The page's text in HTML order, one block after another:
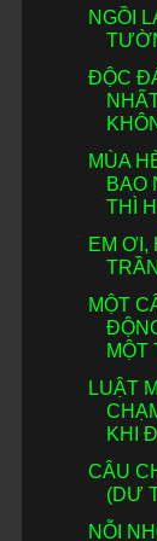
NGỒI
ĐỘC
MÙA
BAO
THÌ
EM ƠI,
MỘT
MỘT
LUẬT
KHI
CÂU
(DƯ
NỖI